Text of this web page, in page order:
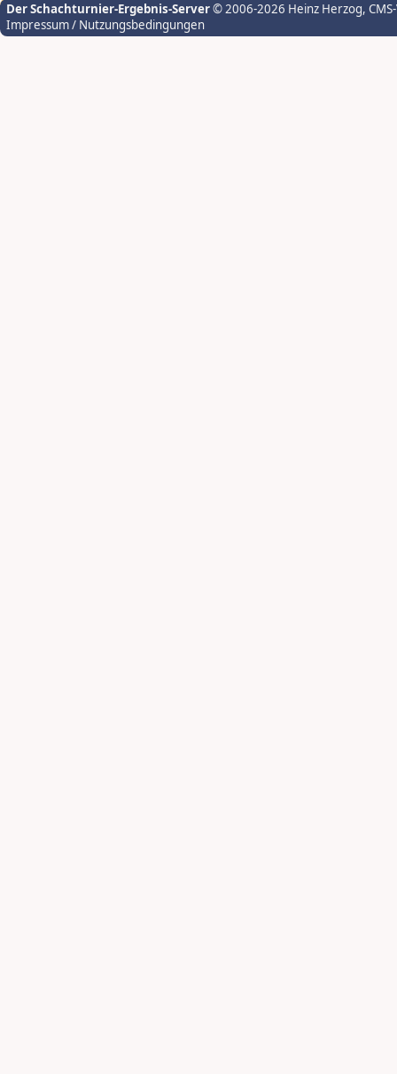
Der Schachturnier-Ergebnis-Server© 2006-2026 Heinz Herzog,
Impressum / Nutzungsbedingungen